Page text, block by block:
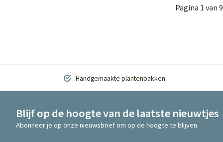
Pagina 1 van 9
Handgemaakte plantenbakken
Blijf op de hoogte van de laatste nieuwtjes
Abonneer je op onze nieuwsbrief om op de hoogte te blijven.